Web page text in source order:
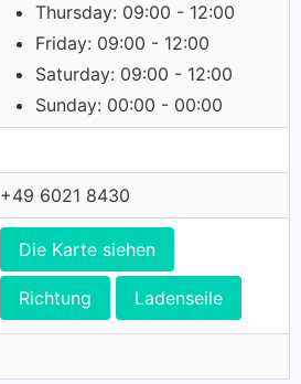
Thursday: 09:00 - 12:00
Friday: 09:00 - 12:00
Saturday: 09:00 - 12:00
Sunday: 00:00 - 00:00
+49 6021 8430
Die Karte siehen
Richtung Ladenseile